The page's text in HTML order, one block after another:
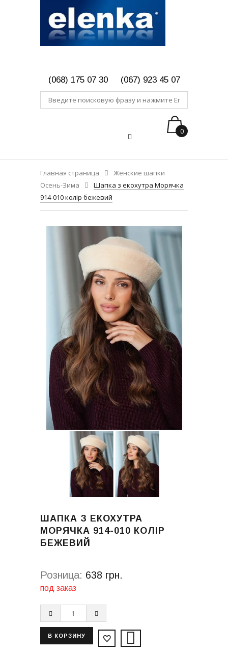
(068) 175 07 30 (067) 923 45 07
0
Главная страница
Женские шапки
Осень-Зима
Шапка з екохутра Морячка
914-010 колір бежевий
ШАПКА З ЕКОХУТРА
МОРЯЧКА 914-010 КОЛІР
БЕЖЕВИЙ
Розница: 638 грн.
под заказ